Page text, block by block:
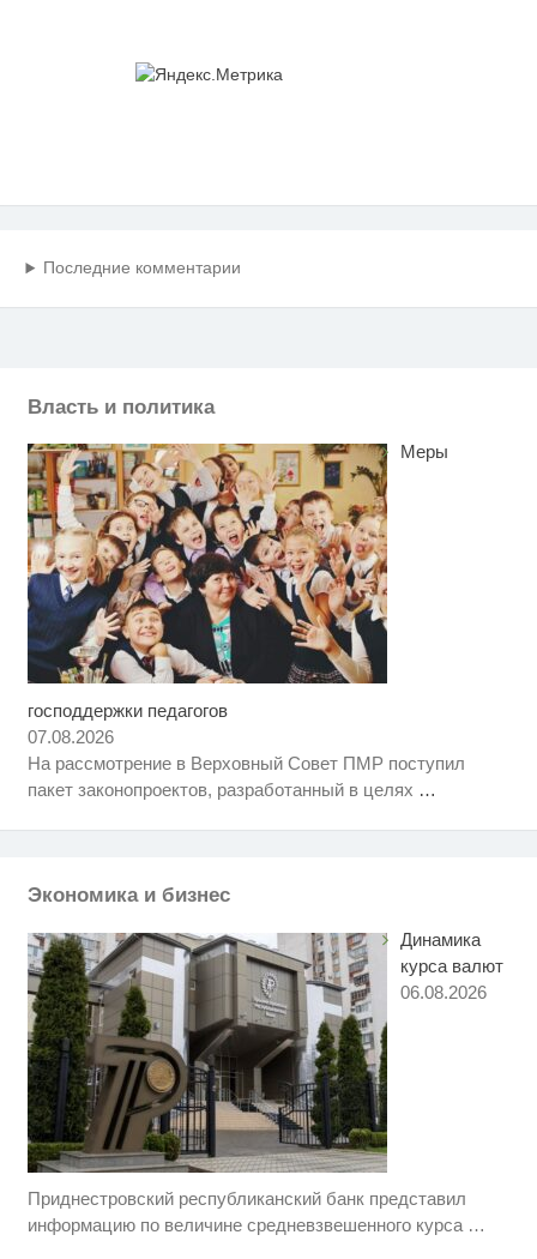
Последние комментарии
Власть и политика
Меры
господдержки педагогов
07.08.2026
На рассмотрение в Верховный Совет ПМР поступил
пакет законопроектов, разработанный в целях …
Экономика и бизнес
Динамика
курса валют
06.08.2026
Приднестровский республиканский банк представил
информацию по величине средневзвешенного курса …
Скрытая камера на пляже
Этот танец невесты оставит вас
без слов! Пересмотрела 10 раз
i
Ролик длится несколько секунд,